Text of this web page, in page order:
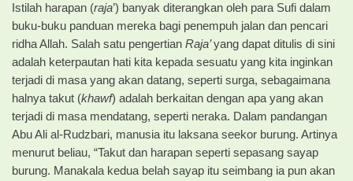
Istilah harapan (raja’) banyak diterangkan oleh para Sufi dalam
buku-buku panduan mereka bagi penempuh jalan dan pencari
ridha Allah. Salah satu pengertian Raja’yang dapat ditulis di sini
adalah keterpautan hati kita kepada sesuatu yang kita inginkan
terjadi di masa yang akan datang, seperti surga, sebagaimana
halnya takut (khawf) adalah berkaitan dengan apa yang akan
terjadi di masa mendatang, seperti neraka. Dalam pandangan
Abu Ali al-Rudzbari, manusia itu laksana seekor burung. Artinya
menurut beliau, “Takut dan harapan seperti sepasang sayap
burung. Manakala kedua belah sayap itu seimbang ia pun akan